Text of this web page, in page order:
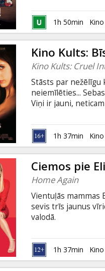
latviešu valodā
Bērziņš, Ainārs
Vītola, Pēteris
1h 50min
Kino Kults:
Kino Kults: Cruel
Stāsts par nežēlīgu
neiemīlēties...
Viņi ir jauni,
augstas. Taču
angļu valodā ar
1h 37min
Ciemos pie
Home Again
Vientuļās mammas
sevis trīs jaunus
valodā.
1h 37min